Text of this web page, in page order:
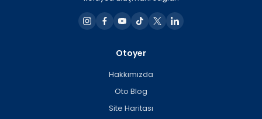
Otoyer
Hakkımızda
Oto Blog
Site Haritası